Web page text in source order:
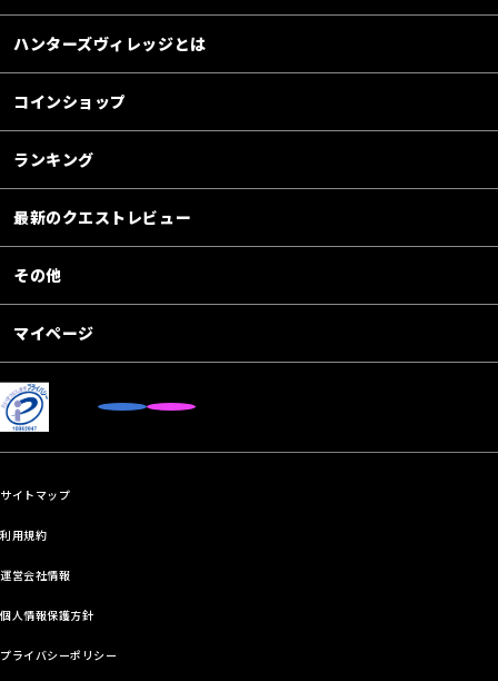
ハンターズヴィレッジとは
コインショップ
ランキング
最新のクエストレビュー
その他
マイページ
サイトマップ
利用規約
運営会社情報
個人情報保護方針
プライバシーポリシー